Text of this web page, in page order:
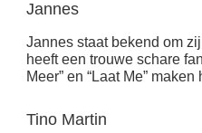
Jannes
Jannes staat bekend om
heeft een trouwe schare
Meer” en “Laat Me”
Tino Martin